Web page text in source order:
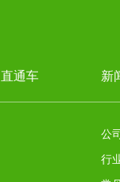
直通车 新
公
行